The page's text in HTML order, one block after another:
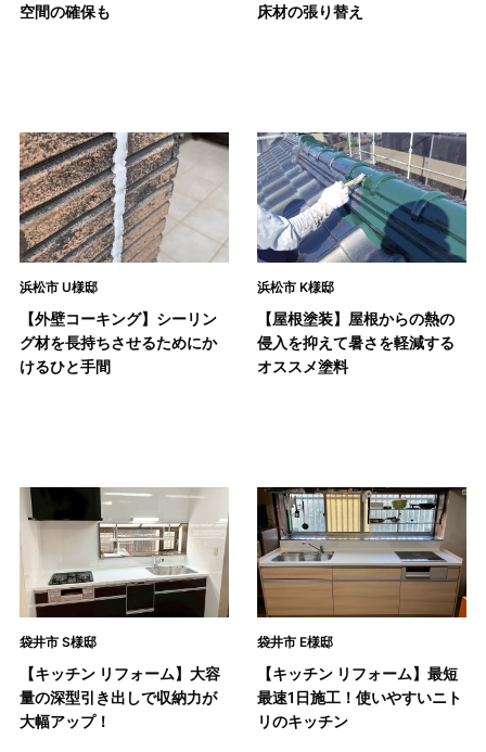
空間の確保も
床材の張り替え
浜松市 U様邸
【外壁コーキング】シーリン
グ材を長持ちさせるためにか
けるひと手間
浜松市 K様邸
【屋根塗装】屋根からの熱の
侵入を抑えて暑さを軽減する
オススメ塗料
袋井市 S様邸
【キッチン リフォーム】大容
量の深型引き出しで収納力が
大幅アップ！
袋井市 E様邸
【キッチン リフォーム】最短
最速1日施工！使いやすいニト
リのキッチン